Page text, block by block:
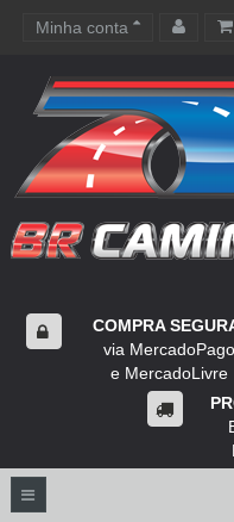
Minha conta
COMPRA
via MercadoPago
e MercadoLivre